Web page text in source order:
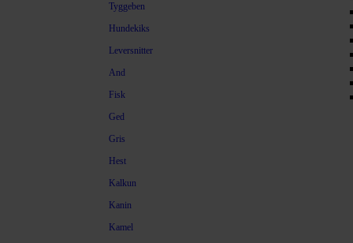
Tyggeben
Hundekiks
Leversnitter
And
Fisk
Ged
Gris
Hest
Kalkun
Kanin
Kamel